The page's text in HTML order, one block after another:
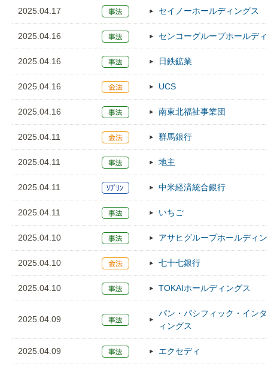
2025.04.17 セイノーホールディングス
2025.04.16 センコーグループホールデ
2025.04.16 日鉄鉱業
2025.04.16 UCS
2025.04.16 南東北福祉事業団
2025.04.11 群馬銀行
2025.04.11 地主
2025.04.11 中米経済統合銀行
2025.04.11 いちご
2025.04.10 アサヒグループホールディ
2025.04.10 七十七銀行
2025.04.10 TOKAIホールディングス
2025.04.09
パン・パシフィック・イン
ィングス
2025.04.09 エクセディ